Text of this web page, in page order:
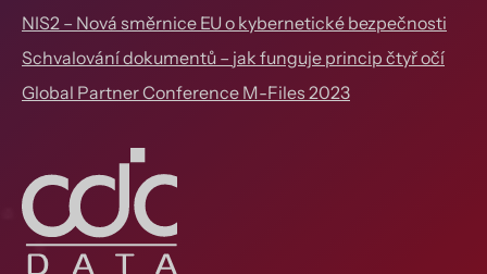
NIS2 – Nová směrnice EU o kybernetické bezpečnosti
Schvalování dokumentů – jak funguje princip čtyř očí
Global Partner Conference M-Files 2023